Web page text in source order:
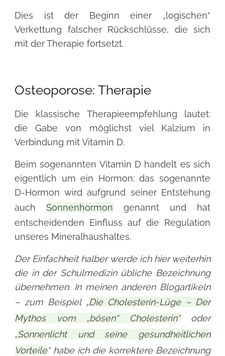
Dies ist der Beginn einer „logischen“
Verkettung falscher Rückschlüsse, die sich
mit der Therapie fortsetzt.
Osteoporose: Therapie
Die klassische Therapieempfehlung lautet:
die Gabe von möglichst viel Kalzium in
Verbindung mit Vitamin D.
Beim sogenannten Vitamin D handelt es sich
eigentlich um ein Hormon: das sogenannte
D-Hormon wird aufgrund seiner Entstehung
auch Sonnenhormon genannt und hat
entscheidenden Einfluss auf die Regulation
unseres Mineralhaushaltes.
Der Einfachheit halber werde ich hier weiterhin
die in der Schulmedizin übliche Bezeichnung
übernehmen. In meinen anderen Blogartikeln
– zum Beispiel „Die Cholesterin-Lüge – Der
Mythos vom „bösen“ Cholesterin“oder
„Sonnenlicht und seine gesundheitlichen
Vorteile“ habe ich die korrektere Bezeichnung